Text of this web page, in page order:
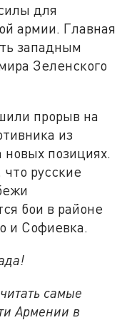
для
армии. Главная
западным
Зеленского
прорыв на
из
позициях.
русские
бои в районе
и Софиевка.
самые
Армении в